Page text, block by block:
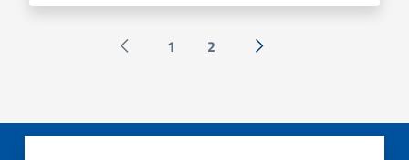
Pagina precedente
1 2 Successiva »